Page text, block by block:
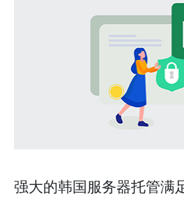
强大的韩国服务器托管满